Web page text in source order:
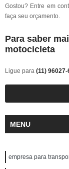
Gostou? Entre em
faça seu orçamento.
Para saber
motocicleta
Ligue para (11)
MENU
empresa para